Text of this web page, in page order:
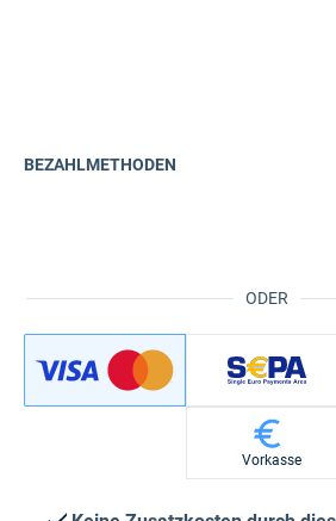
ODER
BEZAHLMETHODEN
Vorkasse